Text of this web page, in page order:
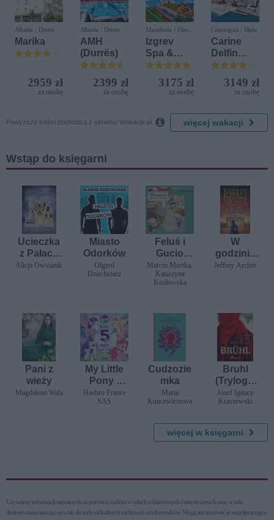
Albania / Durres
Marika
2959 zł
za osobę
Albania / Durres
AMH
(Durrës)
2399 zł
za osobę
Macedonia / Elen
Kamen
Izgrev
Spa &
Aquapark
3175 zł
za osobę
Czarnogóra / Bijela
Carine
Delfin
Bijela (ex.
Iberostar
Bijela
3149 zł
za osobę
Powyższe treści pochodzą z serwisu Wakacje.pl.  więcej wakacji
Wstąp do księgarni
Ucieczka
z Pałacu
Snów
Alicja Owsianik
Miasto
Odorków
Olgerd
Dziechciarz
Feluś i
Gucio
poznają
emocje.
Zniecierpli
Marcin Mortka,
Katarzyna
Kozłowska
W
godzinie
próby
Jeffrey Archer
Pani z
wieży
Magdalena Wala
My Little
Pony -
Bajki 5-
minut
Hasbro France
SAS
Cudzozie
mka
Maria
Kuncewiczowa
Bruhl
(Trylogia
Saska II)
Józef Ignacy
Kraszewski
więcej w księgarni
Używamy informacji zapisanych za pomocą cookies w celach reklamowych i statystycznych oraz w celu
dostosowania naszego serwisu do indywidualnych zachowań użytkowni­ków. Mogą też stosować je współpracujący